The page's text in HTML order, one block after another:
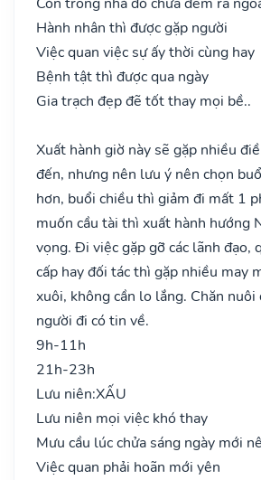
Hành nhân thì được gặp người
Việc quan việc sự ấy thời cùng hay
Bệnh tật thì được qua ngày
Gia trạch đẹp đẽ tốt thay mọi bề..
Xuất hành giờ này sẽ gặp nhiều
đến, nhưng nên lưu ý nên chọn
hơn, buổi chiều thì giảm đi mất 1
muốn cầu tài thì xuất hành hướng
vọng. Đi việc gặp gỡ các lãnh đạo,
cấp hay đối tác thì gặp nhiều may
xuôi, không cần lo lắng. Chăn
người đi có tin về.
9h-11h
21h-23h
Lưu niên:XẤU
Lưu niên mọi việc khó thay
Mưu cầu lúc chửa sáng ngày mới
Việc quan phải hoãn mới yên